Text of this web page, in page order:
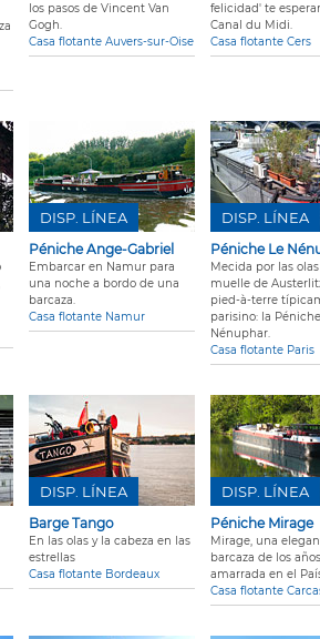
los pasos de Vincent Van
Gogh.
Casa flotante Auvers-sur-Oise
felicidad' te
Canal du Midi.
Casa flotante Cers
Péniche Ange-Gabriel
Embarcar en Namur para
una noche a bordo de una
barcaza.
Casa flotante Namur
DISP. LÍNEA
Péniche Le
Mecida por las
muelle de
pied-à-terre
parisino: la
Nénuphar.
Casa flotante Paris
DISP. LÍNEA
Barge Tango
En las olas y la cabeza en las
estrellas
Casa flotante Bordeaux
DISP. LÍNEA
Péniche Mirage
Mirage, una
barcaza de los
amarrada en el
Casa flotante
DISP. LÍNEA